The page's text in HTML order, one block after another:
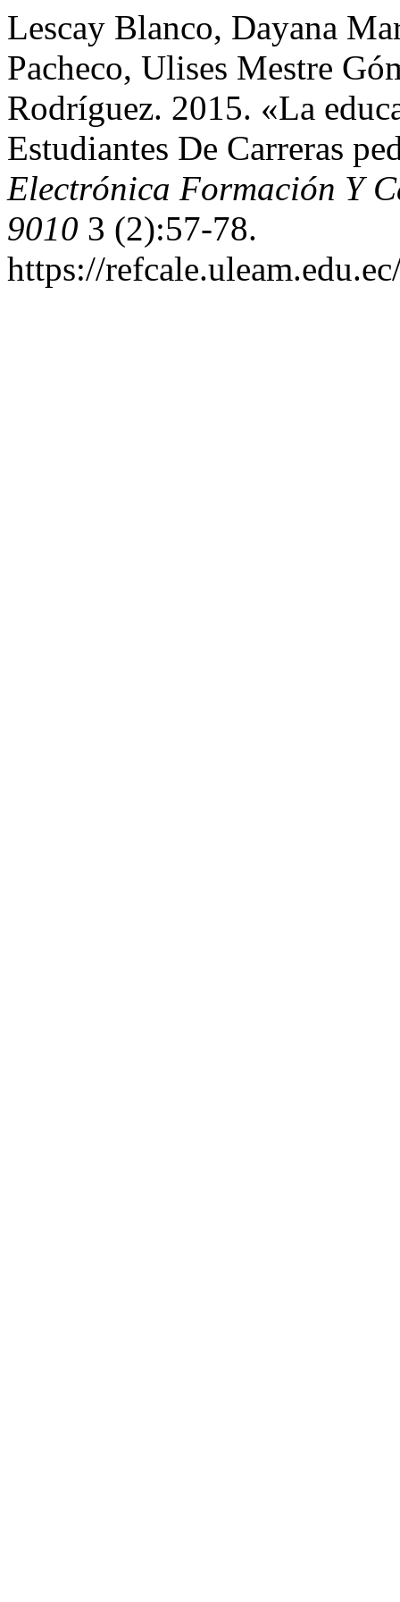
Lescay Blanco, Dayana
Pacheco, Ulises Mestre
Rodríguez. 2015. «La
Estudiantes De Carreras
Electrónica Formación Y
9010 3 (2):57-78.
https://